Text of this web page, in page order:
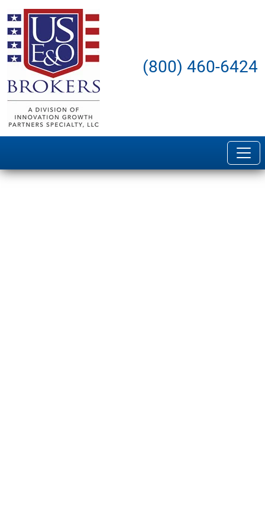
(800) 460-6424